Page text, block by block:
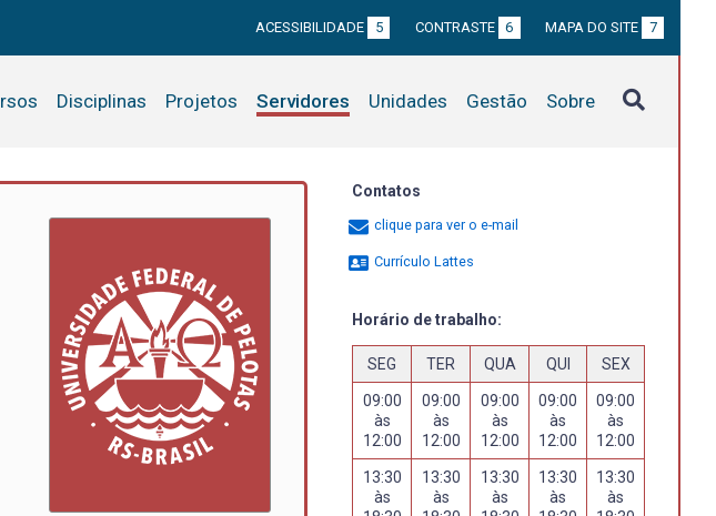
ACESSIBILIDADE 5 CONTRASTE 6 MAPA DO SITE 7
Disciplinas Projetos Servidores Unidades Gestão Sobre
Contatos
clique para ver o e-mail
Currículo Lattes
Horário de trabalho:
SEG TER QUA QUI SEX
09:00
às
12:00
09:00
às
12:00
09:00
às
12:00
09:00
às
12:00
09:00
às
12:00
13:30
às
13:30
às
13:30
às
13:30
às
13:30
às